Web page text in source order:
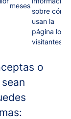
meses
sobre cómo
usan la
página los
visitantes.
o